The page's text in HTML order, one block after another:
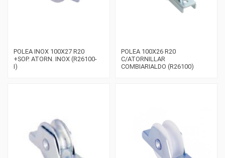
POLEA INOX 100X27 R20
+SOP. ATORN. INOX (R26100-
I)
POLEA 100X26 R20
C/ATORNILLAR
COMBIARIALDO (R26100)